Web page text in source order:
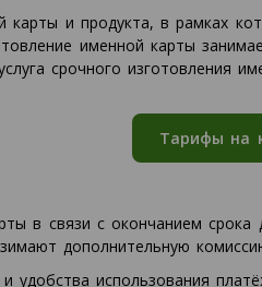
карты и продукта, в рамках
именной карты
срочного изготовления
Тарифы на
в связи с окончанием срока
дополнительную
использования